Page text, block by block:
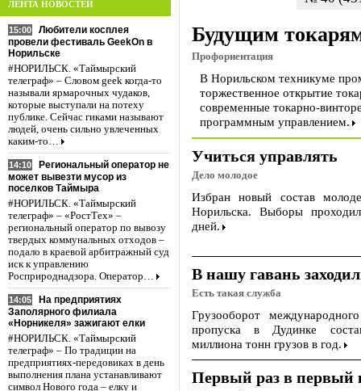
ЛЕНТА НОВОСТЕЙ
15:00
Любители косплея
провели фестиваль GeekOn в
Норильске
#НОРИЛЬСК. «Таймырский
телеграф» – Словом geek когда-то
называли ярмарочных чудаков,
которые выступали на потеху
публике. Сейчас гиками называют
людей, очень сильно увлеченных
каким-то…
14:10
Региональный оператор не
может вывезти мусор из
поселков Таймыра
#НОРИЛЬСК. «Таймырский
телеграф» – «РостТех» –
региональный оператор по вывозу
твердых коммунальных отходов –
подало в краевой арбитражный суд
иск к управлению
Росприроднадзора. Оператор…
14:05
На предприятиях
Заполярного филиала
«Норникеля» зажигают елки
#НОРИЛЬСК. «Таймырский
телеграф» – По традиции на
предприятиях-передовиках в день
выполнения плана устанавливают
символ Нового года – елку и
Будущим
Профориентация
В Норильском техникуме
торжественное открытие
современные токарно-
программным управлением.
Учиться управлять
Дело молодое
Избран новый состав
Норильска. Выборы
дней.
В нашу гавань
Есть такая служба
Грузооборот
пропуска в Дудинке
миллиона тонн грузов в год.
Первый раз в первый